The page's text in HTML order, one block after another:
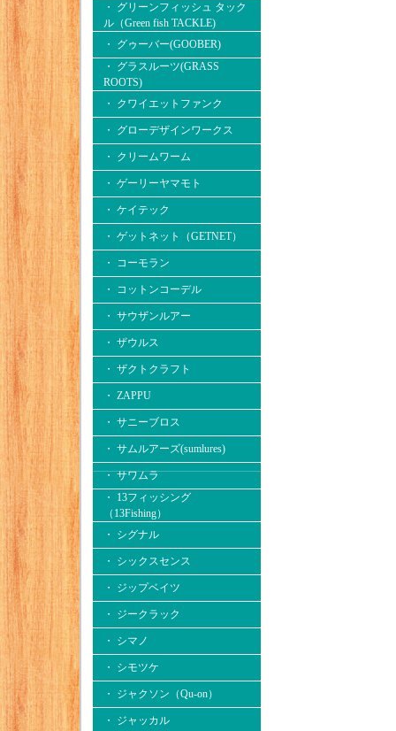
・ グリーンフィッシュ タック
ル（Green fish TACKLE)
・ グゥーバー(GOOBER)
・ グラスルーツ(GRASS
ROOTS)
・ クワイエットファンク
・ グローデザインワークス
・ クリームワーム
・ ゲーリーヤマモト
・ ケイテック
・ ゲットネット（GETNET）
・ コーモラン
・ コットンコーデル
・ サウザンルアー
・ ザウルス
・ ザクトクラフト
・ ZAPPU
・ サニーブロス
・ サムルアーズ(sumlures)
・ サワムラ
・ 13フィッシング
（13Fishing）
・ シグナル
・ シックスセンス
・ ジップベイツ
・ ジークラック
・ シマノ
・ シモツケ
・ ジャクソン（Qu-on）
・ ジャッカル